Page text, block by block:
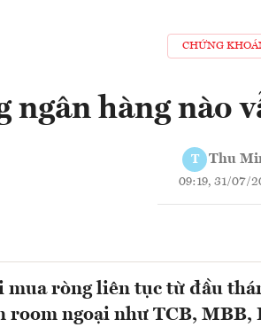
CHỨNG
ngân hàng nào
T Thu
09:19, 31/07/
mua ròng liên tục từ đầu
room ngoại như TCB, MBB,